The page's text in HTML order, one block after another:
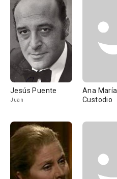
Jesús Puente
Juan
Ana María
Custodio